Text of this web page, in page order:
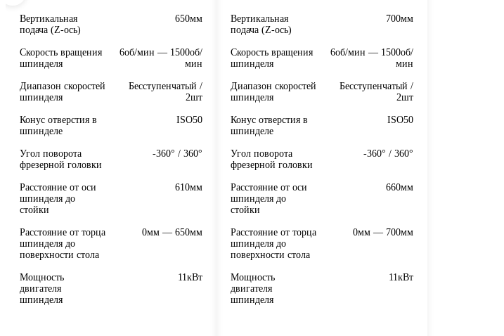
Вертикальная
подача (Z-ось)
650мм
Скорость вращения
шпинделя
6об/мин — 1500об/
мин
Диапазон скоростей
шпинделя
Бесступенчатый /
2шт
Конус отверстия в
шпинделе
ISO50
Угол поворота
фрезерной головки
-360° / 360°
Расстояние от оси
шпинделя до
стойки
610мм
Расстояние от торца
шпинделя до
поверхности стола
0мм — 650мм
Мощность
двигателя
шпинделя
11кВт
Вертикальная
подача (Z-ось)
700мм
Скорость вращения
шпинделя
6об/мин — 1500об/
мин
Диапазон скоростей
шпинделя
Бесступенчатый /
2шт
Конус отверстия в
шпинделе
ISO50
Угол поворота
фрезерной головки
-360° / 360°
Расстояние от оси
шпинделя до
стойки
660мм
Расстояние от торца
шпинделя до
поверхности стола
0мм — 700мм
Мощность
двигателя
шпинделя
11кВт